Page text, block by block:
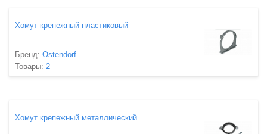
Хомут крепежный пластиковый
Бренд: Ostendorf
Товары: 2
Хомут крепежный металлический